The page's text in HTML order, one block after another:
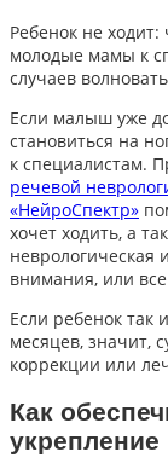
Ребенок не
молодые мамы к
случаев
Если малыш уже
становиться на
к специалистам.
речевой
«НейроСпектр»
хочет ходить, а
неврологическая
внимания, или
Если ребенок так
месяцев, значит,
коррекции или
Как